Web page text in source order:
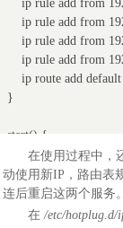
ip rule add from
ip rule add from
ip rule add from
ip rule add from
ip route add
}
start() {
    boot
}
stop() {
在使用过程中，
动使用新IP，路由表
连后重启这两个服务。
在 /etc/hotplug.d/